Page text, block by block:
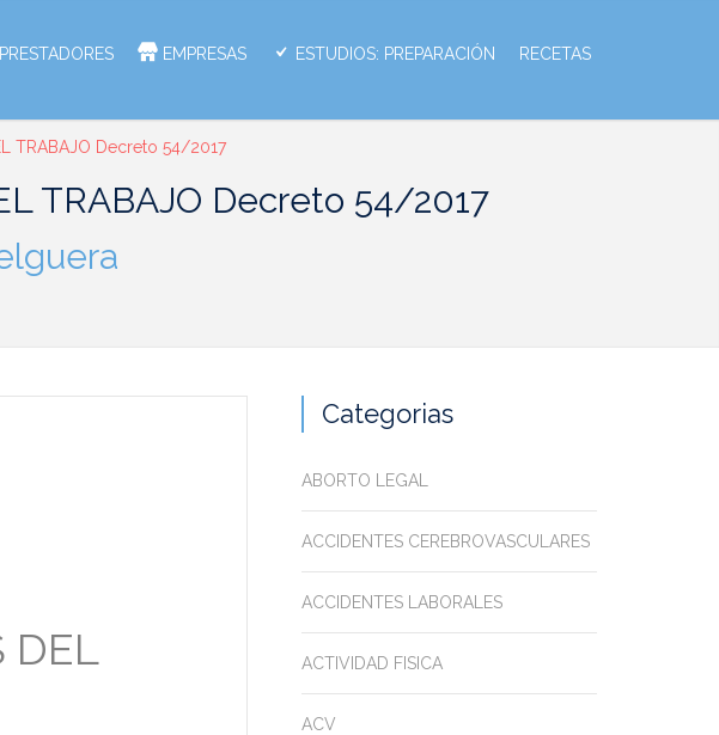
PRESTADORES EMPRESAS ESTUDIOS: PREPARACIÓN RECETAS
TRABAJO Decreto 54/2017
TRABAJO Decreto 54/2017
DEL
Categorias
ABORTO LEGAL
ACCIDENTES CEREBROVASCULARES
ACCIDENTES LABORALES
ACTIVIDAD FISICA
ACV